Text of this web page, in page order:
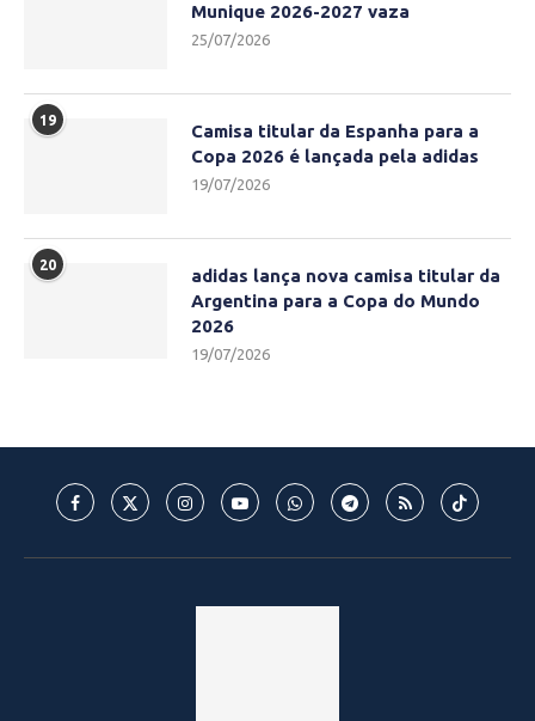
Munique 2026-2027 vaza
25/07/2026
19
Camisa titular da Espanha para a
Copa 2026 é lançada pela adidas
19/07/2026
20
adidas lança nova camisa titular da
Argentina para a Copa do Mundo
2026
19/07/2026